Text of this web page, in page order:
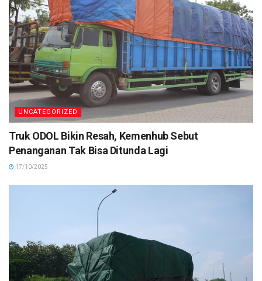
UNCATEGORIZED
Truk ODOL Bikin Resah, Kemenhub Sebut
Penanganan Tak Bisa Ditunda Lagi
17/10/2025